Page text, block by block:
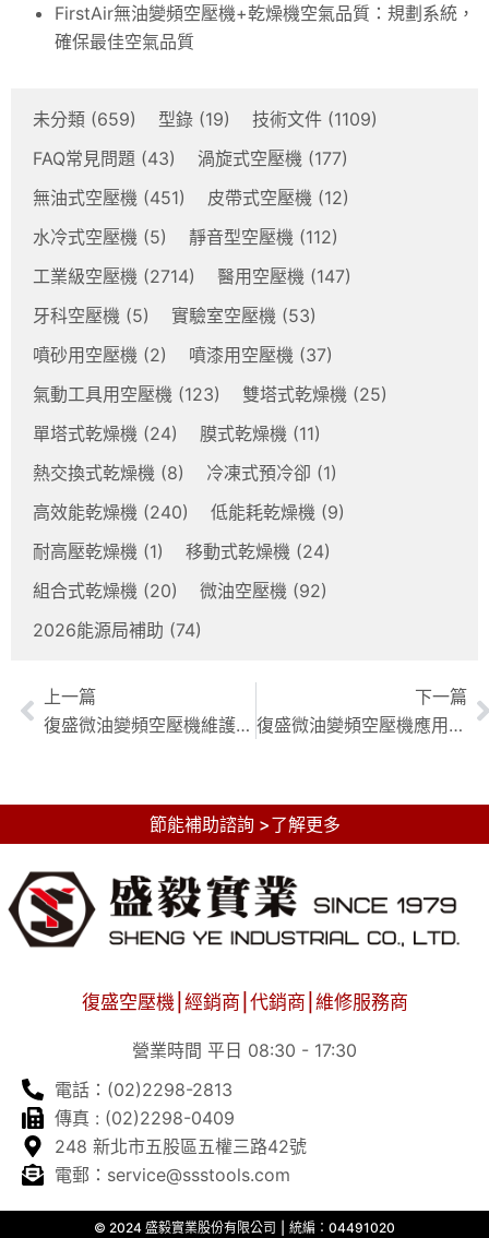
FirstAir無油變頻空壓機+乾燥機空氣品質：規劃系統，
確保最佳空氣品質
未分類 (659) 型錄 (19) 技術文件 (1109)
FAQ常見問題 (43) 渦旋式空壓機 (177)
無油式空壓機 (451) 皮帶式空壓機 (12)
水冷式空壓機 (5) 靜音型空壓機 (112)
工業級空壓機 (2714) 醫用空壓機 (147)
牙科空壓機 (5) 實驗室空壓機 (53)
噴砂用空壓機 (2) 噴漆用空壓機 (37)
氣動工具用空壓機 (123) 雙塔式乾燥機 (25)
單塔式乾燥機 (24) 膜式乾燥機 (11)
熱交換式乾燥機 (8) 冷凍式預冷卻 (1)
高效能乾燥機 (240) 低能耗乾燥機 (9)
耐高壓乾燥機 (1) 移動式乾燥機 (24)
組合式乾燥機 (20) 微油空壓機 (92)
2026能源局補助 (74)
上一篇
復盛微油變頻空壓機維護全攻略：日常保養與定期維護指南
下一篇
復盛微油變頻空壓機應用領域：製造、機械、紡織業全方位解析
節能補助諮詢 >了解更多
復盛空壓機⎮經銷商⎮代銷商⎮維修服務商
營業時間 平日 08:30 - 17:30
電話：(02)2298-2813
傳真 : (02)2298-0409
248 新北市五股區五權三路42號
電郵：service@ssstools.com
© 2024 盛毅實業股份有限公司 ⎮ 統編：04491020